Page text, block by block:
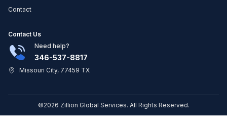
Contact
Contact Us
Need help?
346-537-8817
Missouri City, 77459 TX
©2026 Zillion Global Services. All Rights Reserved.